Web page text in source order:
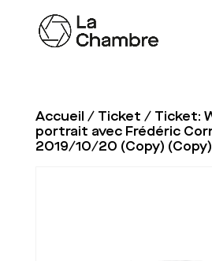
Accueil / Ticket / Ticket:
portrait avec Frédéric
2019/10/20 (Copy)